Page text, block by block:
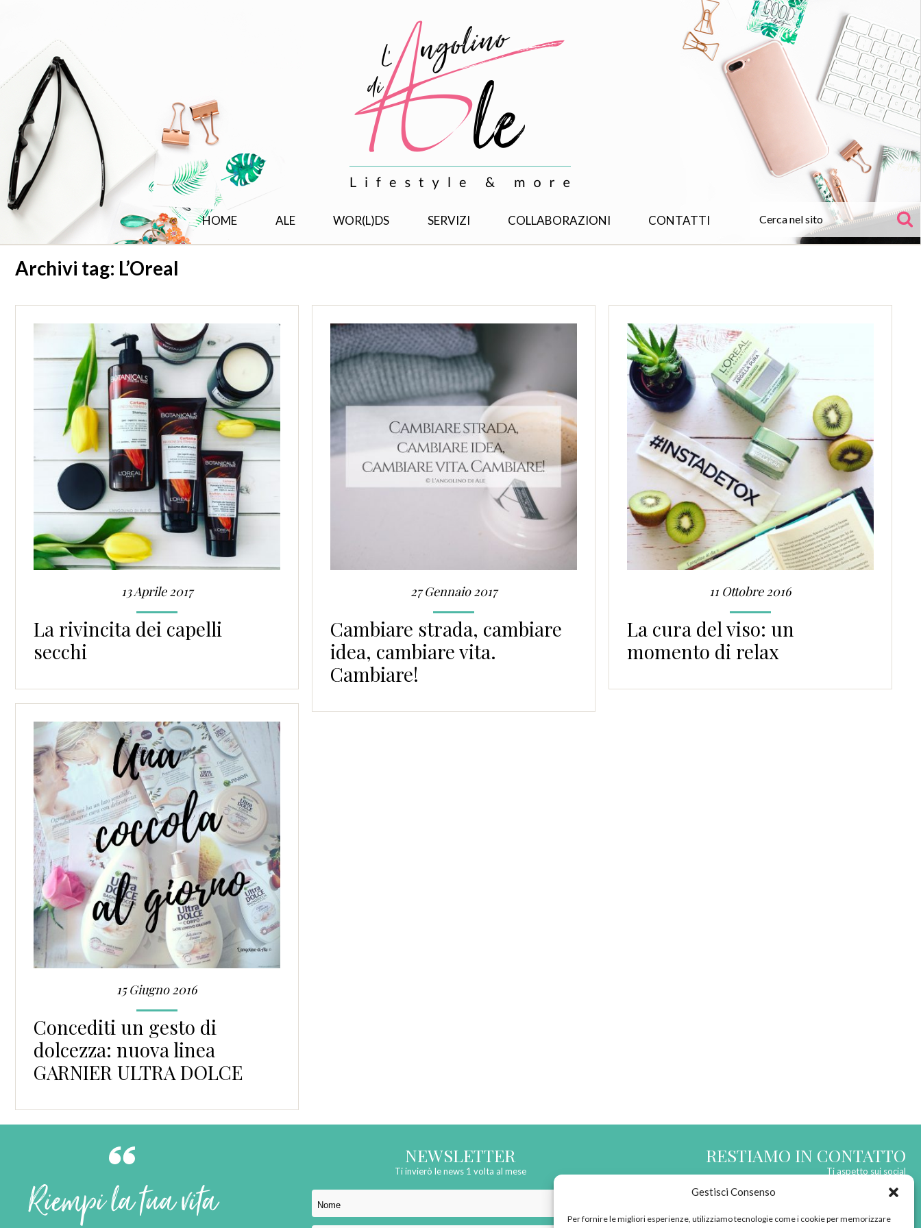
Gestisci Consenso
Per fornire le migliori esperienze, utilizziamo tecnologie come i cookie per memorizzare
HOME ALE WOR(L)DS SERVIZI COLLABORAZIONI CONTATTI
Archivi tag: L’Oreal
13 Aprile 2017
La rivincita dei capelli
secchi
27 Gennaio 2017
Cambiare strada, cambiare
idea, cambiare vita.
Cambiare!
11 Ottobre 2016
La cura del viso: un
momento di relax
15 Giugno 2016
Concediti un gesto di
dolcezza: nuova linea
GARNIER ULTRA DOLCE
Riempi la tua vita
NEWSLETTER
Ti invierò le news 1 volta al mese
RESTIAMO IN CONTATTO
Ti aspetto sui social